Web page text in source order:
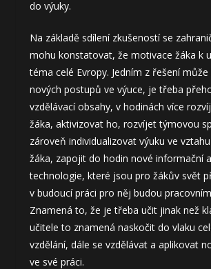
do výuky.
Na základě sdílení zkušeností se
mohu konstatovat, že motivace žáka k
téma celé Evropy. Jedním z řešení
nových postupů ve výuce, je třeba
vzdělávací obsahy, v hodinách více
žáka, aktivizovat ho, rozvíjet týmovou
zároveň individualizovat výuku ve
žáka, zapojit do hodin nové informační
technologie, které jsou pro žákův svět
v budoucí práci pro něj budou
Znamená to, že je třeba učit jinak než
učitele to znamená naskočit do vlaku
vzdělání, dále se vzdělávat a aplikovat
ve své práci.